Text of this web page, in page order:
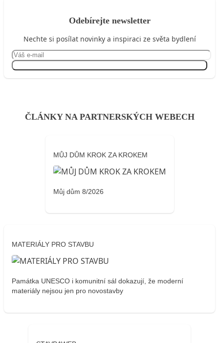
Odebírejte newsletter
Nechte si posílat novinky a inspiraci ze světa bydlení
ČLÁNKY NA PARTNERSKÝCH WEBECH
MŮJ DŮM KROK ZA KROKEM
Můj dům 8/2026
MATERIÁLY PRO STAVBU
Památka UNESCO i komunitní sál dokazují, že moderní
materiály nejsou jen pro novostavby